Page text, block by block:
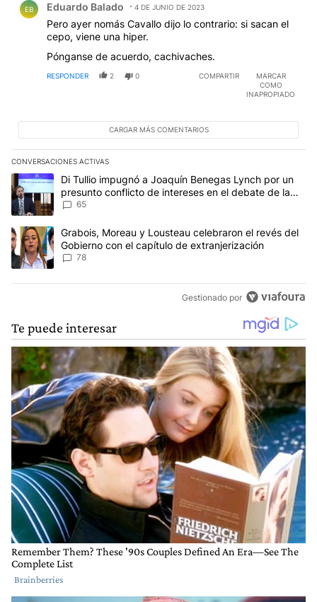
EB Eduardo Balado 4 DE JUNIO DE 2023
Pero ayer nomás Cavallo dijo lo contrario: si sacan el
cepo, viene una hiper.
Pónganse de acuerdo, cachivaches.
RESPONDER 2 0 COMPARTIR
MARCAR
COMO
INAPROPIADO
CARGAR MÁS COMENTARIOS
CONVERSACIONES ACTIVAS
Este listado muestra los artículos con más comentarios en los
Un artículo de tendencia con el título "Di Tullio impugnó a
Di Tullio impugnó a Joaquín Benegas Lynch por un
presunto conflicto de intereses en el debate de la
Ley de Tierras
65
Un artículo de tendencia con el título "Grabois, Moreau y
Grabois, Moreau y Lousteau celebraron el revés del
Gobierno con el capítulo de extranjerización
78
Gestionado por